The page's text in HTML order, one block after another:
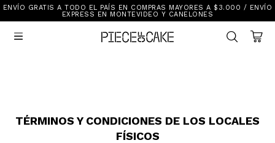
ENVÍO GRATIS A TODO EL PAÍS EN COMPRAS MAYORES A $3.000 / ENVÍO
EXPRESS EN MONTEVIDEO Y CANELONES

TÉRMINOS Y CONDICIONES DE LOS LOCALES
FÍSICOS
Sale
New In
Ver Todo
Vestimenta